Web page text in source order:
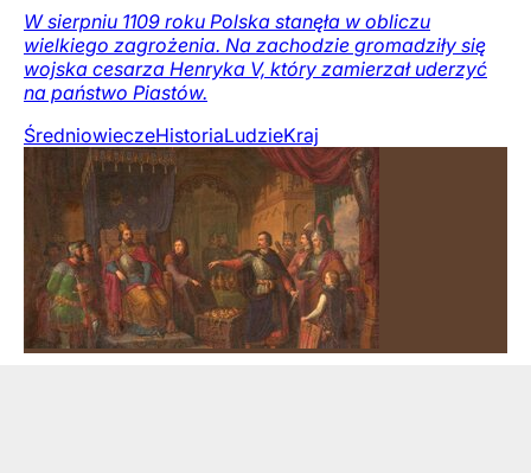
W sierpniu 1109 roku Polska stanęła w obliczu
wielkiego zagrożenia. Na zachodzie gromadziły się
wojska cesarza Henryka V, który zamierzał uderzyć
na państwo Piastów.
ŚredniowieczeHistoriaLudzieKraj